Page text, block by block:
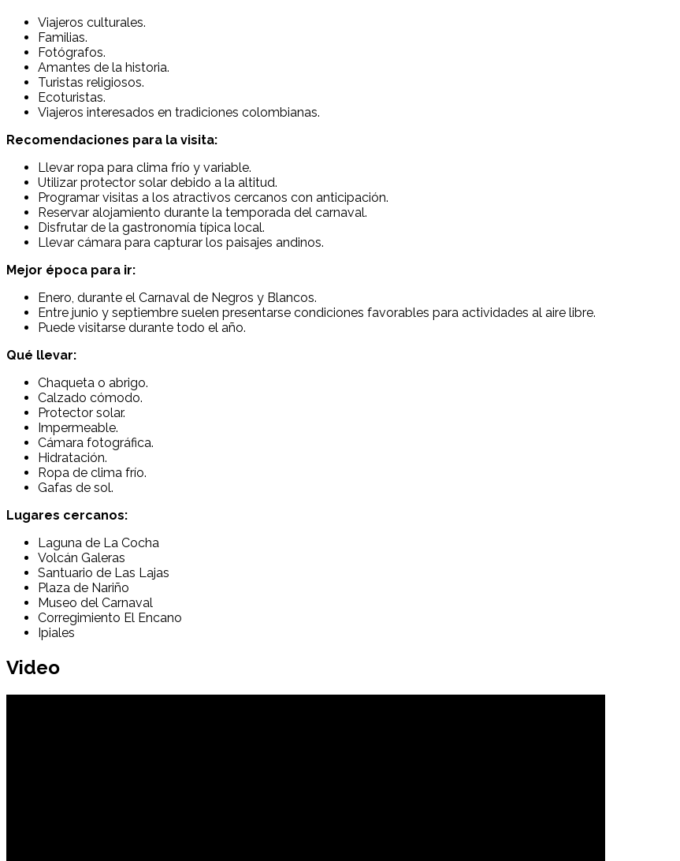
Viajeros culturales.
Familias.
Fotógrafos.
Amantes de la historia.
Turistas religiosos.
Ecoturistas.
Viajeros interesados en tradiciones colombianas.
Recomendaciones para la visita:
Llevar ropa para clima frío y variable.
Utilizar protector solar debido a la altitud.
Programar visitas a los atractivos cercanos con anticipación.
Reservar alojamiento durante la temporada del carnaval.
Disfrutar de la gastronomía típica local.
Llevar cámara para capturar los paisajes andinos.
Mejor época para ir:
Enero, durante el Carnaval de Negros y Blancos.
Entre junio y septiembre suelen presentarse condiciones favorables para actividades al aire libre.
Puede visitarse durante todo el año.
Qué llevar:
Chaqueta o abrigo.
Calzado cómodo.
Protector solar.
Impermeable.
Cámara fotográfica.
Hidratación.
Ropa de clima frío.
Gafas de sol.
Lugares cercanos:
Laguna de La Cocha
Volcán Galeras
Santuario de Las Lajas
Plaza de Nariño
Museo del Carnaval
Corregimiento El Encano
Ipiales
Video